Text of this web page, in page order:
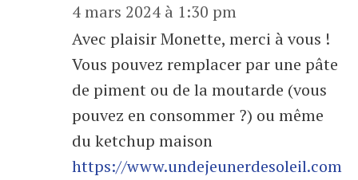
4 mars 2024 à 1:30 pm
Avec plaisir Monette, merci à vous !
Vous pouvez remplacer par une pâte
de piment ou de la moutarde (vous
pouvez en consommer ?) ou même
du ketchup maison
https://www.undejeunerdesoleil.com